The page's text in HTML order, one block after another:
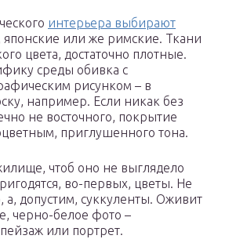
интерьера выбирают
японские или же римские. Ткани
цвета, достаточно плотные.
среды обивка с
рисунком – в
например. Если никак без
не восточного, покрытие
приглушенного тона.
чтоб оно не выглядело
во-первых, цветы. Не
а, допустим, суккуленты. Оживит
черно-белое фото –
или портрет.